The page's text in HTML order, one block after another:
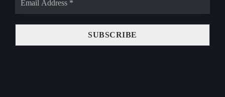
Address
*